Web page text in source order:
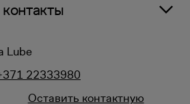
Lube
22333980
Oставить контактную